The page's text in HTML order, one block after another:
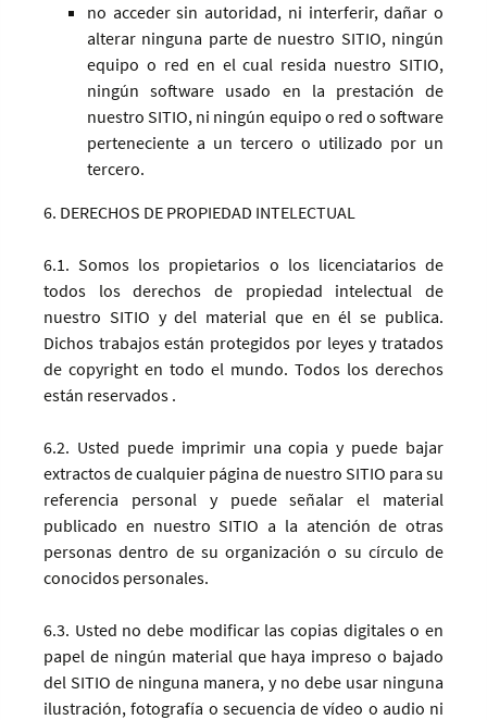
no acceder sin autoridad, ni interferir, dañar o
alterar ninguna parte de nuestro SITIO, ningún
equipo o red en el cual resida nuestro SITIO,
ningún software usado en la prestación de
nuestro SITIO, ni ningún equipo o red o software
perteneciente a un tercero o utilizado por un
tercero.
6. DERECHOS DE PROPIEDAD INTELECTUAL
6.1. Somos los propietarios o los licenciatarios de
todos los derechos de propiedad intelectual de
nuestro SITIO y del material que en él se publica.
Dichos trabajos están protegidos por leyes y tratados
de copyright en todo el mundo. Todos los derechos
están reservados .
6.2. Usted puede imprimir una copia y puede bajar
extractos de cualquier página de nuestro SITIO para su
referencia personal y puede señalar el material
publicado en nuestro SITIO a la atención de otras
personas dentro de su organización o su círculo de
conocidos personales.
6.3. Usted no debe modificar las copias digitales o en
papel de ningún material que haya impreso o bajado
del SITIO de ninguna manera, y no debe usar ninguna
ilustración, fotografía o secuencia de vídeo o audio ni